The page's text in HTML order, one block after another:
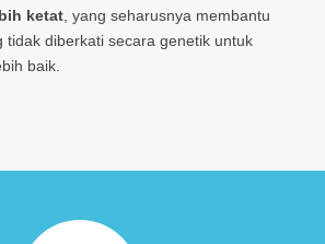
ketat , yang seharusnya membantu
tidak diberkati secara genetik untuk
baik.